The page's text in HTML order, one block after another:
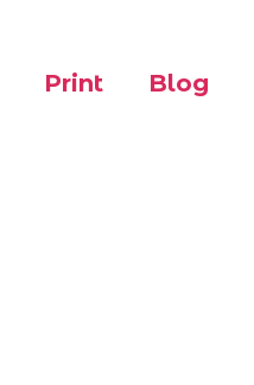
Print Blog